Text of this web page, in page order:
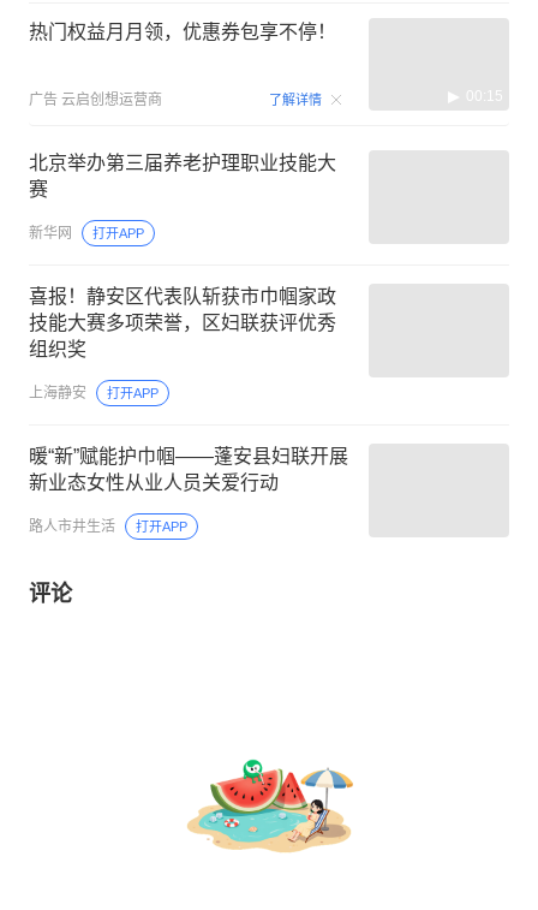
热门权益月月领，优惠券包享不停！
广告 云启创想运营商 了解详情 00:15
北京举办第三届养老护理职业技能大
赛
新华网 打开APP
喜报！静安区代表队斩获市巾帼家政
技能大赛多项荣誉，区妇联获评优秀
组织奖
上海静安 打开APP
暖“新”赋能护巾帼——蓬安县妇联开展
新业态女性从业人员关爱行动
路人市井生活 打开APP
评论